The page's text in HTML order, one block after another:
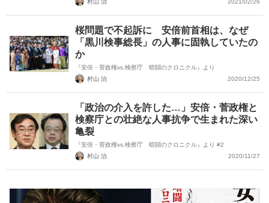
村山 治
2021/02/26
桜問題で不起訴に 安倍前首相は、なぜ
「黒川検事総長」の人事に固執していたの
か
『安倍・菅政権vs.検察庁 暗闘のクロニクル』より
村山 治
2020/12/25
「政治の介入を許した…」安倍・菅政権と
検察庁との壮絶な人事抗争で生まれた深い
亀裂
『安倍・菅政権vs.検察庁 暗闘のクロニクル』より #2
村山 治
2020/11/27